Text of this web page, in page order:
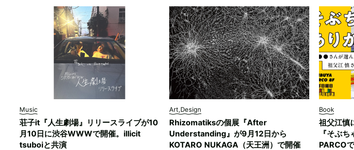
Music
荘子it『人生劇場』リリースライブが10
月10日に渋谷WWWで開催。illicit
tsuboiと共演
Art,Design
Rhizomatiksの個展『After
Understanding』が9月12日から
KOTARO NUKAGA（天王洲）で開催
Book
祖父江慎
『そぶ
PARCO